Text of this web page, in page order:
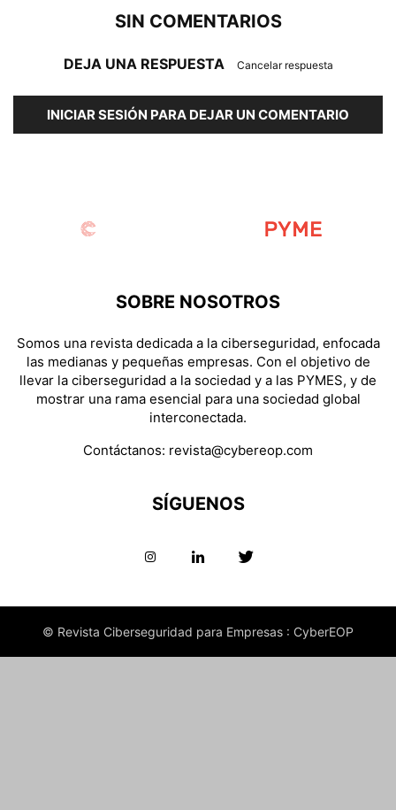
SIN COMENTARIOS
DEJA UNA RESPUESTA Cancelar respuesta
INICIAR SESIÓN PARA DEJAR UN COMENTARIO
SOBRE NOSOTROS
Somos una revista dedicada a la ciberseguridad, enfocada
las medianas y pequeñas empresas. Con el objetivo de
llevar la ciberseguridad a la sociedad y a las PYMES, y de
mostrar una rama esencial para una sociedad global
interconectada.
Contáctanos: revista@cybereop.com
SÍGUENOS
© Revista Ciberseguridad para Empresas : CyberEOP